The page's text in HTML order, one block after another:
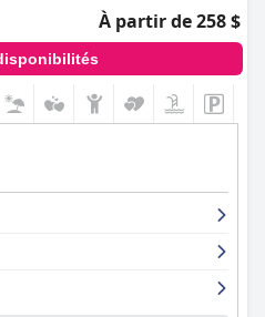
À partir de 258 $